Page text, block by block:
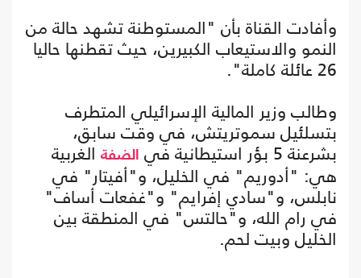
وأفادت القناة بأن "المستوطنة تشهد حالة من
النمو والاستيعاب الكبيرين، حيث تقطنها حاليا
26 عائلة كاملة".
وطالب وزير المالية الإسرائيلي المتطرف
بتسلئيل سموتريتش، في وقت سابق،
بشرعنة 5 بؤر استيطانية في الضفة الغربية
هي: "أدوريم" في الخليل، و"أفيتار" في
نابلس، و"سادي إفرايم" و"غفعات أساف"
في رام الله، و"حالتس" في المنطقة بين
الخليل وبيت لحم.